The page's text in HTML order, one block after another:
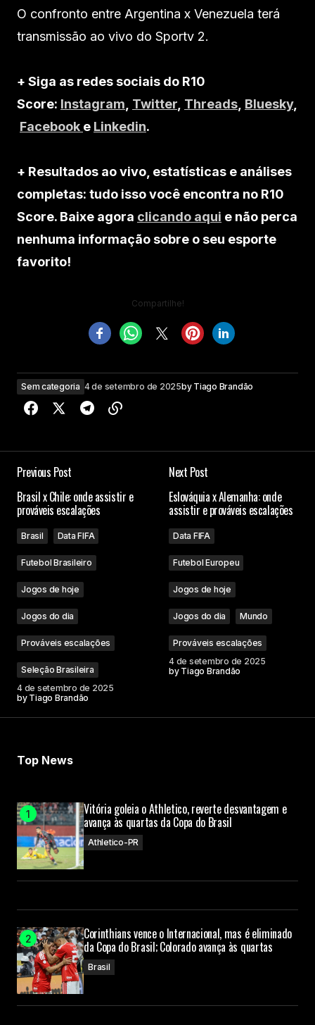
O confronto entre Argentina x Venezuela terá
transmissão ao vivo do Sportv 2.
+ Siga as redes sociais do R10
Score: Instagram, Twitter, Threads, Bluesky,
Facebook e Linkedin.
+ Resultados ao vivo, estatísticas e análises
completas: tudo isso você encontra no R10
Score. Baixe agora clicando aqui e não perca
nenhuma informação sobre o seu esporte
favorito!
Compartilhe!
Sem categoria 4 de setembro de 2025by Tiago Brandão
Previous Post
Brasil x Chile: onde assistir e
prováveis escalações
Brasil Data FIFA
Futebol Brasileiro
Jogos de hoje
Jogos do dia
Prováveis escalações
Seleção Brasileira
4 de setembro de 2025
by Tiago Brandão
Next Post
Eslováquia x Alemanha: onde
assistir e prováveis escalações
Data FIFA
Futebol Europeu
Jogos de hoje
Jogos do dia Mundo
Prováveis escalações
4 de setembro de 2025
by Tiago Brandão
Top News
Vitória goleia o Athletico, reverte desvantagem e
avança às quartas da Copa do Brasil
Athletico-PR
Corinthians vence o Internacional, mas é eliminado
da Copa do Brasil; Colorado avança às quartas
Brasil